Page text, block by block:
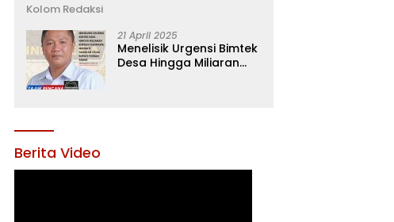
Kolom Redaksi
21 April 2025
Menelisik Urgensi Bimtek
Desa Hingga Miliaran
Berita Video